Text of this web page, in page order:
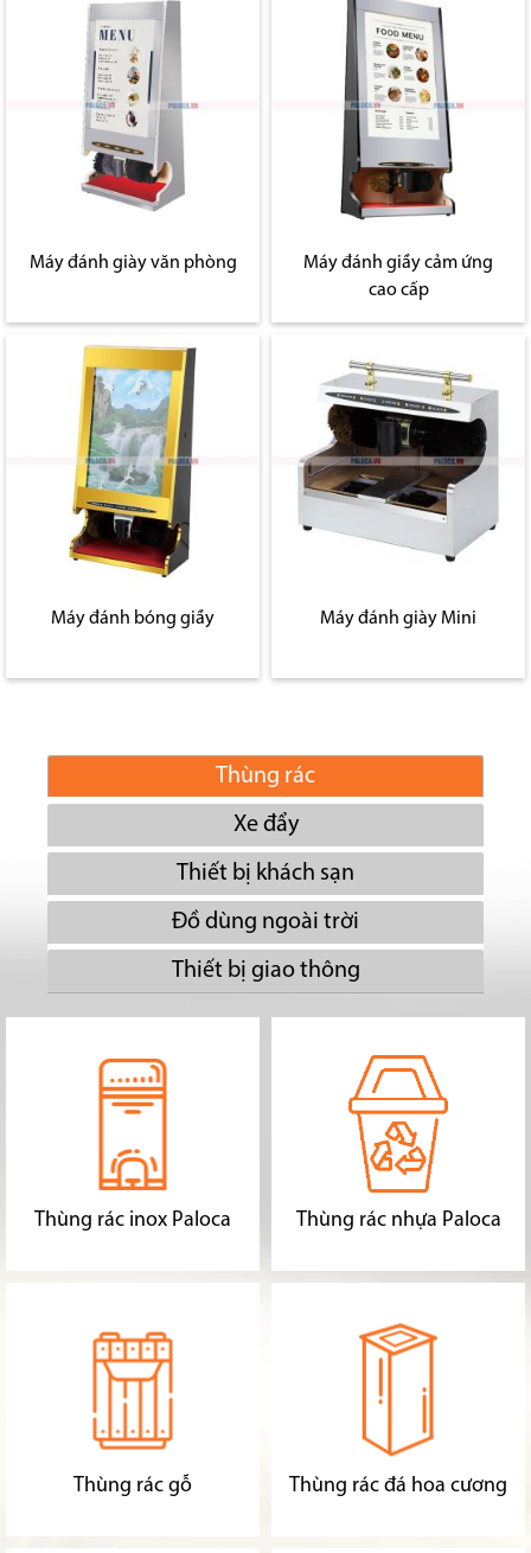
Máy đánh giày văn phòng
Máy đánh giầy cảm ứng
cao cấp
Máy đánh bóng giầy Máy đánh giày Mini
Thùng rác
Xe đẩy
Thiết bị khách sạn
Đồ dùng ngoài trời
Thiết bị giao thông
Thùng rác inox Paloca Thùng rác nhựa Paloca
Thùng rác gỗ Thùng rác đá hoa cương